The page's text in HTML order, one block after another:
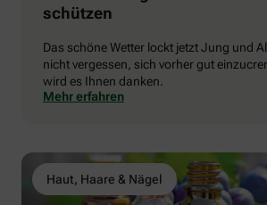
schützen
Das schöne Wetter lockt jetzt Jung und
nicht vergessen, sich vorher gut
wird es Ihnen danken.
Mehr erfahren
Haut, Haare & Nägel